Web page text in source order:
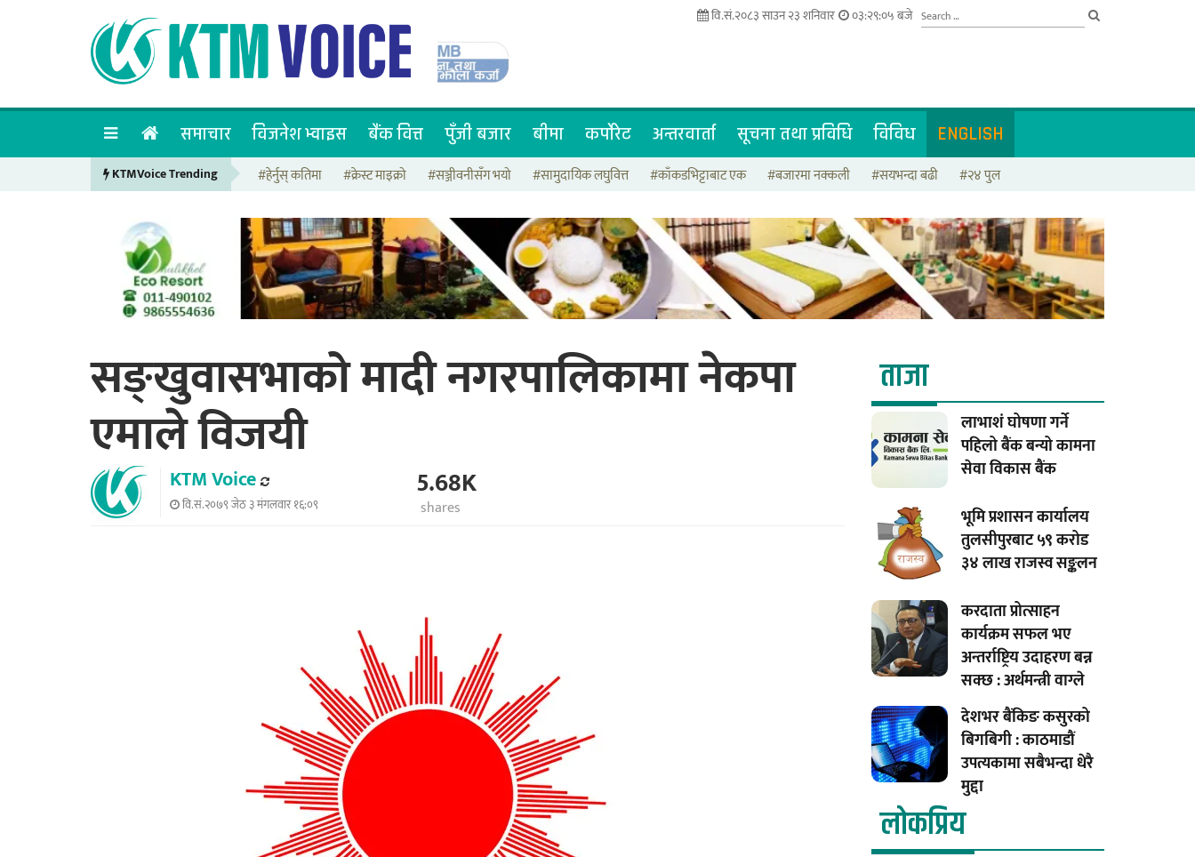
वि.सं.२०८३ साउन २३ शनिवार ०३:२९:०६ बजे
समाचार विजनेश भ्वाइस बैंक वित्त पुँजी बजार बीमा कर्पोरेट अन्तरवार्ता सूचना तथा प्रविधि विविध ENGLISH
KTMVoice Trending #हेर्नुस् कतिमा #क्रेस्ट माइक्रो #सञ्जीवनीसँग भयो #सामुदायिक लघुवित्त #काँकडभिट्टाबाट एक #बजारमा नक्कली #सयभन्दा बढी #२४ पुल
सङ्खुवासभाको मादी नगरपालिकामा नेकपा
एमाले विजयी
KTM Voice
वि.सं.२०७९ जेठ ३ मंगलवार १६:०९
5.68K
shares
ताजा
लाभाशं घोषणा गर्ने
पहिलो बैंक बन्यो कामना
सेवा विकास बैंक
भूमि प्रशासन कार्यालय
तुलसीपुरबाट ५९ करोड
३४ लाख राजस्व सङ्कलन
करदाता प्रोत्साहन
कार्यक्रम सफल भए
अन्तर्राष्ट्रिय उदाहरण बन्न
सक्छ : अर्थमन्त्री वाग्ले
देशभर बैंकिङ कसुरको
बिगबिगी : काठमाडौं
उपत्यकामा सबैभन्दा धेरै
मुद्दा
लाेकप्रिय